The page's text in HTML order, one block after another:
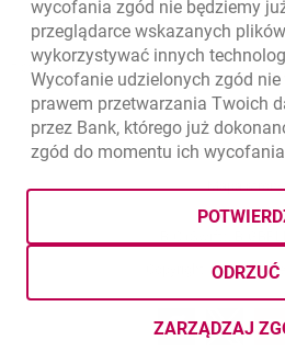
GBP 4.822
7.08.2026, 12:53:25
Ochrona danychotwiera się w nowej
Ustawieniacookies
Mapa strony
© Bank
Goodieotwiera się w
Twitter
wycofania zgód nie będziemy
przeglądarce wskazanych plików
wykorzystywać innych
Wycofanie udzielonych zgód
prawem przetwarzania Twoich
przez Bank, którego już
zgód do momentu ich
ZARZĄDZAJ
ODRZUĆ